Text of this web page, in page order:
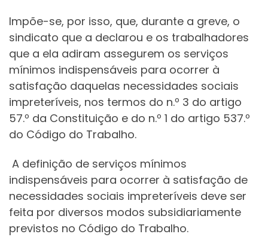
Impõe-se, por isso, que, durante a greve, o
sindicato que a declarou e os trabalhadores
que a ela adiram assegurem os serviços
mínimos indispensáveis para ocorrer à
satisfação daquelas necessidades sociais
impreteríveis, nos termos do n.º 3 do artigo
57.º da Constituição e do n.º 1 do artigo 537.º
do Código do Trabalho.
A definição de serviços mínimos
indispensáveis para ocorrer à satisfação de
necessidades sociais impreteríveis deve ser
feita por diversos modos subsidiariamente
previstos no Código do Trabalho.